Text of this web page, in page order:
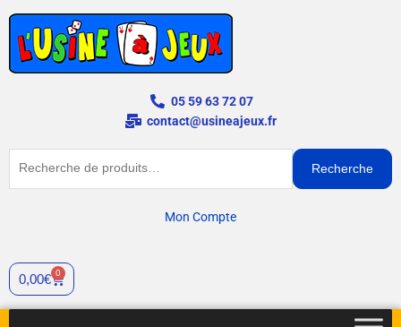
contenu
05 59 63 72 07
contact@usineajeux.fr
Recherche
Mon Compte
0,00€ 0
Cart